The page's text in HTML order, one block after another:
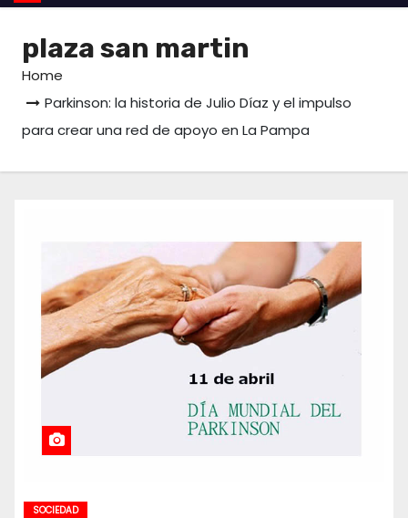
plaza san martin
Home
Parkinson: la historia de Julio Díaz y el impulso
para crear una red de apoyo en La Pampa
SOCIEDAD